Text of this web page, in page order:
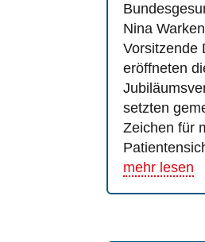
Nina
Vorsitzende
eröffneten
setzten
Zeichen für
mehr lesen